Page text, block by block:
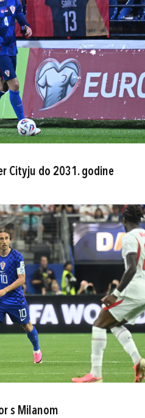
Cityju do 2031. godine
s Milanom